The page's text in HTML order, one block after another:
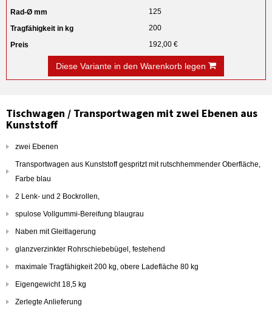
125
200
192,00 €
Diese Variante in den Warenkorb legen
Tischwagen / Transportwagen mit zwei Ebenen aus
Kunststoff
zwei Ebenen
Transportwagen aus Kunststoff gespritzt mit rutschhemmender Oberfläche,
Farbe blau
2 Lenk- und 2 Bockrollen,
spulose Vollgummi-Bereifung blaugrau
Naben mit Gleitlagerung
glanzverzinkter Rohrschiebebügel, festehend
maximale Tragfähigkeit 200 kg, obere Ladefläche 80 kg
Eigengewicht 18,5 kg
Zerlegte Anlieferung